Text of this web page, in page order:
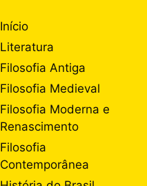
Início
Literatura
Filosofia Antiga
Filosofia Medieval
Filosofia Moderna e
Renascimento
Filosofia
Contemporânea